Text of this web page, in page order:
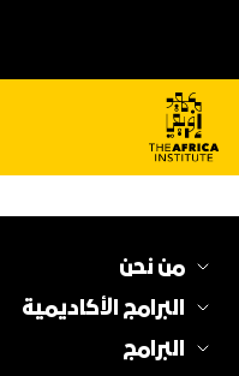
الأسئلة المتكررة
من نحن
البرامج الأكاديمية
البرامج